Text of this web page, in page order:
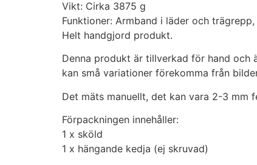
Vikt: Cirka 3875 g
Funktioner: Armband i läder och
Helt handgjord produkt.
Denna produkt är tillverkad för hand och
kan små variationer förekomma från
Det mäts manuellt, det kan vara 2-3 mm
Förpackningen innehåller:
1 x sköld
1 x hängande kedja (ej skruvad)